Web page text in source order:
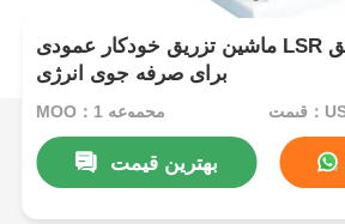
ماشین تزریق خودکار عمودی LSR با سیستم دوز دقیق
برای صرفه جوی انرژی
MOQ：1 مجموعه
بهترین قیمت